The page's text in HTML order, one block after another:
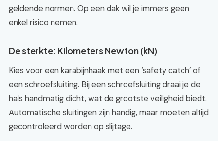
geldende normen. Op een dak wil je immers geen
enkel risico nemen.
De sterkte: Kilometers Newton (kN)
Kies voor een karabijnhaak met een ‘safety catch’ of
een schroefsluiting. Bij een schroefsluiting draai je de
hals handmatig dicht, wat de grootste veiligheid biedt.
Automatische sluitingen zijn handig, maar moeten altijd
gecontroleerd worden op slijtage.